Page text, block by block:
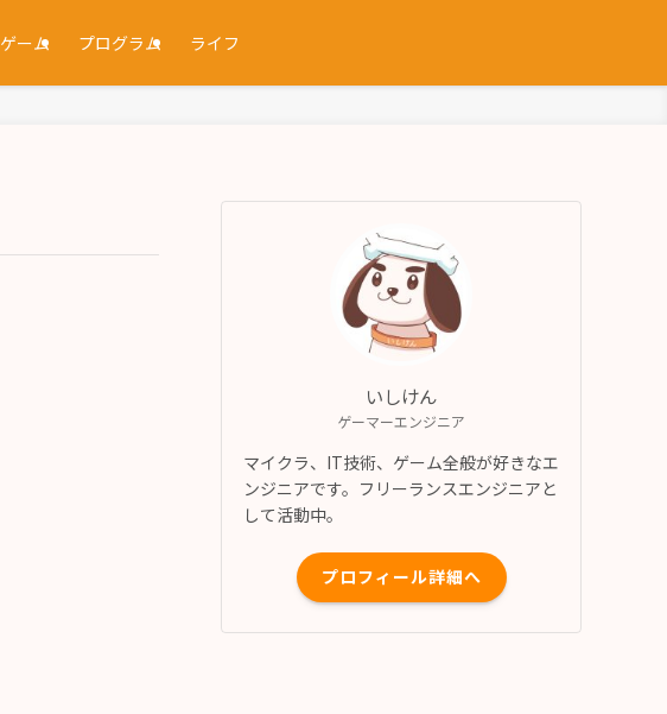
ゲーム プログラム ライフ
いしけん
ゲーマーエンジニア
マイクラ、IT技術、ゲーム全般が好きなエ
ンジニアです。フリーランスエンジニアと
して活動中。
プロフィール詳細へ